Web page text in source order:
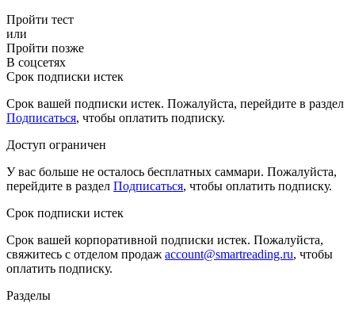
Пройти тест
или
Пройти позже
В соцсетях
Срок подписки истек
Срок вашей подписки истек. Пожалуйста, перейдите в раздел
Подписаться, чтобы оплатить подписку.
Доступ ограничен
У вас больше не осталось бесплатных саммари. Пожалуйста,
перейдите в раздел Подписаться, чтобы оплатить подписку.
Срок подписки истек
Срок вашей корпоративной подписки истек. Пожалуйста,
свяжитесь с отделом продаж account@smartreading.ru, чтобы
оплатить подписку.
Разделы